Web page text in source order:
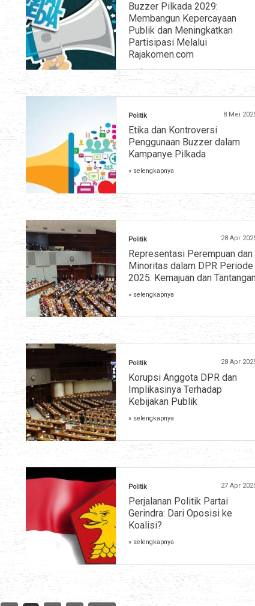
Buzzer Pilkada 2029:
Membangun Kepercayaan
Publik dan Meningkatkan
Partisipasi Melalui
Rajakomen.com
» selengkapnya
Politik 8 Mei
Etika dan Kontroversi
Penggunaan Buzzer dalam
Kampanye Pilkada
» selengkapnya
Politik 28 Apr
Representasi Perempuan dan
Minoritas dalam DPR Periode
2025: Kemajuan dan
» selengkapnya
Politik 28 Apr
Korupsi Anggota DPR dan
Implikasinya Terhadap
Kebijakan Publik
» selengkapnya
Politik 27 Apr
Perjalanan Politik Partai
Gerindra: Dari Oposisi ke
Koalisi?
» selengkapnya